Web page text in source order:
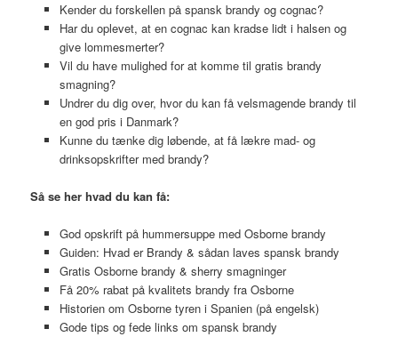
Kender du forskellen på spansk brandy og cognac?
Har du oplevet, at en cognac kan kradse lidt i halsen og
give lommesmerter?
Vil du have mulighed for at komme til gratis brandy
smagning?
Undrer du dig over, hvor du kan få velsmagende brandy til
en god pris i Danmark?
Kunne du tænke dig løbende, at få lækre mad- og
drinksopskrifter med brandy?
Så se her hvad du kan få:
God opskrift på hummersuppe med Osborne brandy
Guiden: Hvad er Brandy & sådan laves spansk brandy
Gratis Osborne brandy & sherry smagninger
Få 20% rabat på kvalitets brandy fra Osborne
Historien om Osborne tyren i Spanien (på engelsk)
Gode tips og fede links om spansk brandy